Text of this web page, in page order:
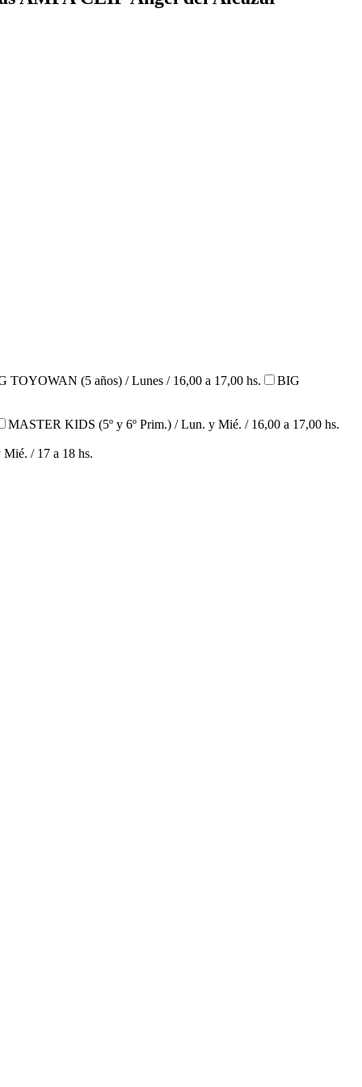
TOYOWAN (5 años) / Lunes / 16,00 a 17,00 hs.
BIG
MASTER KIDS (5º y 6º Prim.) / Lun. y Mié. / 16,00 a 17,00 hs.
/ 17 a 18 hs.